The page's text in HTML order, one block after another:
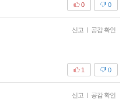
0
0
신고 공감 확인
0
1
신고 공감 확인